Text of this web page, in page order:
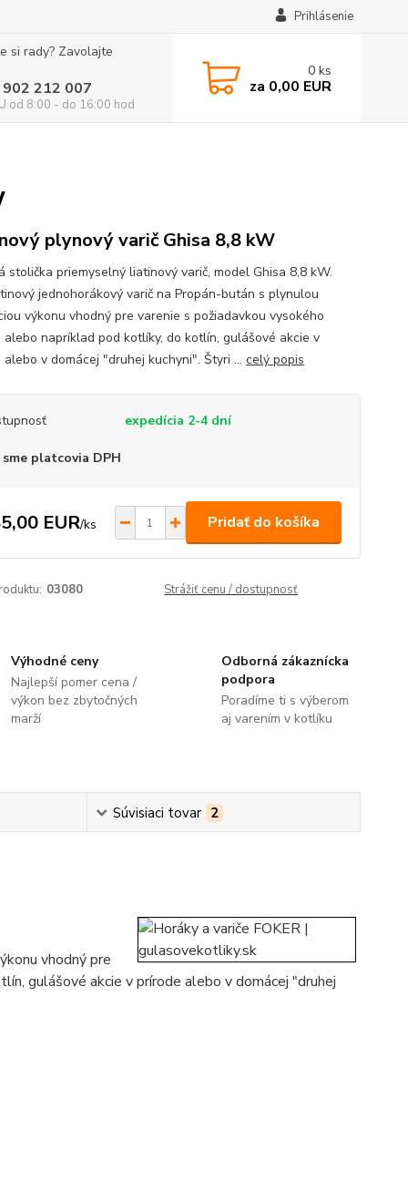
Prihlásenie
si rady? Zavolajte
212 007
od 8:00 - do 16:00 hod
0 ks
za 0,00 EUR
plynový varič Ghisa 8,8 kW
stolička priemyselný liatinový varič, model Ghisa 8,8 kW.
jednohorákový varič na Propán-bután s plynulou
výkonu vhodný pre varenie s požiadavkou vysokého
alebo napríklad pod kotlíky, do kotlín, gulášové akcie v
alebo v domácej "druhej kuchyni". Štyri ... celý popis
expedícia 2-4 dní
sme platcovia DPH
EUR/ks Pridať do košíka
03080 Strážiť cenu / dostupnosť
Výhodné ceny
Najlepší pomer cena /
výkon bez zbytočných
marží
Odborná zákaznícka
podpora
Poradíme ti s výberom
aj varením v kotlíku
Súvisiaci tovar 2
vhodný pre
gulášové akcie v prírode alebo v domácej "druhej